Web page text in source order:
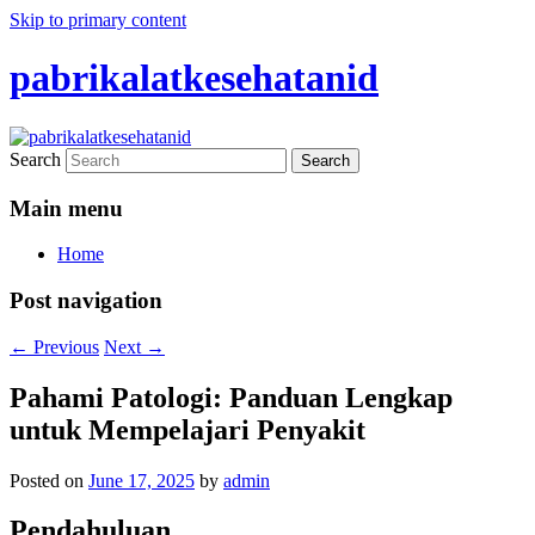
Skip to primary content
pabrikalatkesehatanid
Search
Main menu
Home
Post navigation
← Previous Next →
Pahami Patologi: Panduan Lengkap
untuk Mempelajari Penyakit
Posted on June 17, 2025 by admin